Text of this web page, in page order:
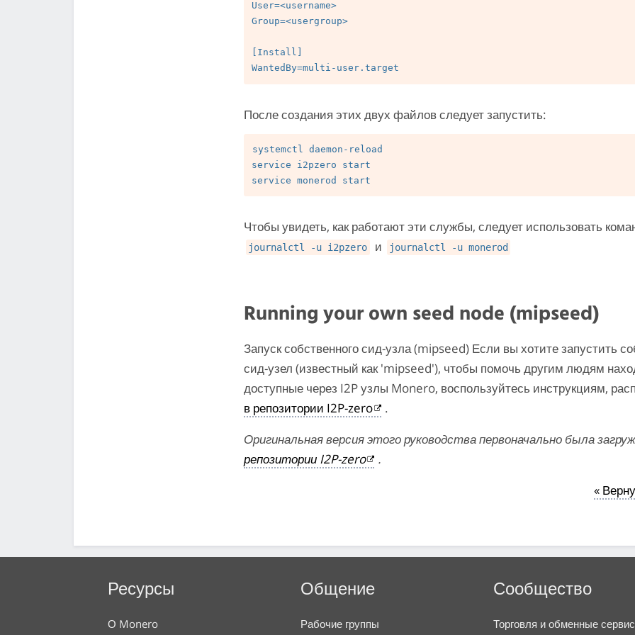
User=<username>
Group=<usergroup>
[Install]
После создания этих двух файлов следует запустить:
systemctl daemon-reload
service i2pzero start
Чтобы увидеть, как работают эти службы, следует использовать
journalctl -u i2pzero и journalctl -u monerod
Running your own seed node (mipseed)
Запуск собственного сид-узла (mipseed) Если вы хотите запустить
сид-узел (известный как 'mipseed'), чтобы помочь другим людям
доступные через I2P узлы Monero, воспользуйтесь инструкциям,
в репозитории I2P-zero
.
Оригинальная версия этого руководства первоначально была
репозитории I2P-zero
.
«
Ресурсы
О Monero
Общение
Рабочие группы
Сообщество
Торговля и обменные